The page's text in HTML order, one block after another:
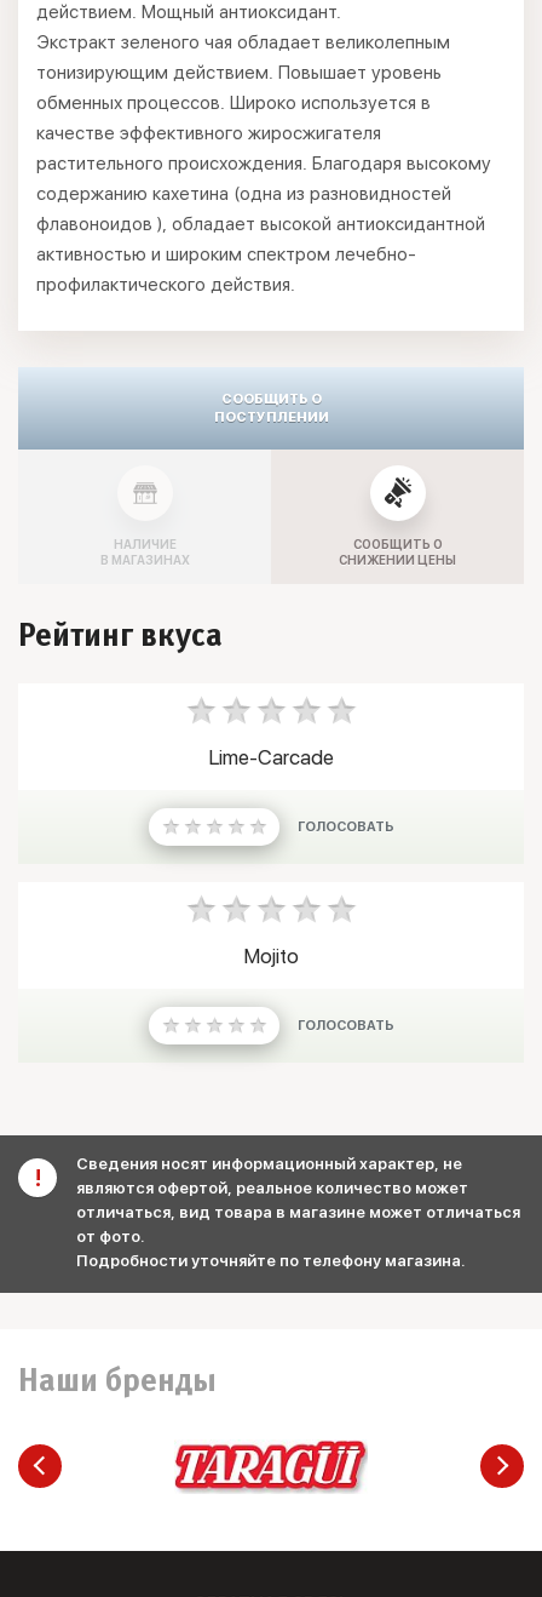
действием. Мощный антиоксидант.
Экстракт зеленого чая обладает великолепным
тонизирующим действием. Повышает уровень
обменных процессов. Широко используется в
качестве эффективного жиросжигателя
растительного происхождения. Благодаря высокому
содержанию кахетина (одна из разновидностей
флавоноидов ), обладает высокой антиоксидантной
активностью и широким спектром лечебно-
профилактического действия.
СООБЩИТЬ О
ПОСТУПЛЕНИИ
НАЛИЧИЕ
В МАГАЗИНАХ
СООБЩИТЬ О
СНИЖЕНИИ ЦЕНЫ
Рейтинг вкуса
Lime-Carcade
ГОЛОСОВАТЬ
Mojito
ГОЛОСОВАТЬ
Сведения носят информационный характер, не
являются офертой, реальное количество может
отличаться, вид товара в магазине может отличаться
от фото.
Подробности уточняйте по телефону магазина.
Наши бренды